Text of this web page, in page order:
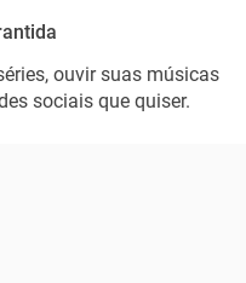
ouvir suas músicas
sociais que quiser.